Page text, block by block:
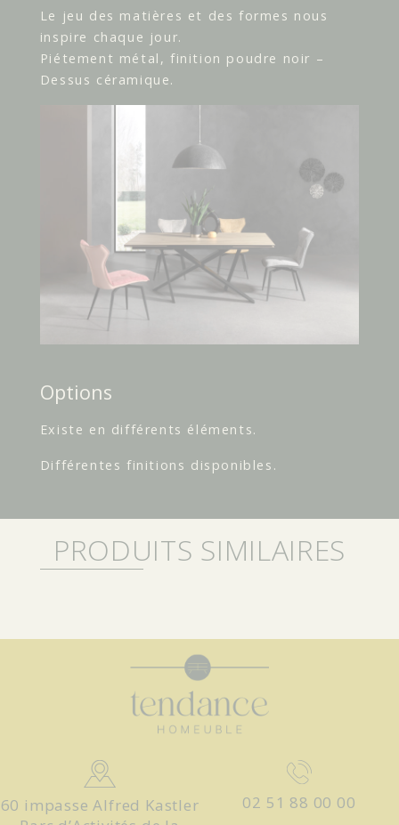
Le jeu des matières et des formes nous
inspire chaque jour.
Piétement métal, finition poudre noir –
Dessus céramique.
Options
Existe en différents éléments.
Différentes finitions disponibles.
PRODUITS SIMILAIRES
60 impasse Alfred Kastler
02 51 88 00 00